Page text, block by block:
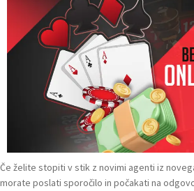
Če želite stopiti v stik z novimi agenti iz
morate poslati sporočilo in počakati na